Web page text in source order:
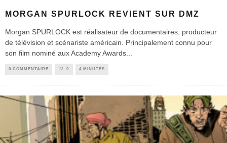
MORGAN SPURLOCK REVIENT SUR DMZ
Morgan SPURLOCK est réalisateur de documentaires, producteur
de télévision et scénariste américain. Principalement connu pour
son film nominé aux Academy Awards
0 COMMENTAIRE 0 4 MINUTES